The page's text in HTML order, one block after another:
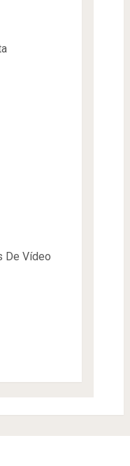
De Vídeo